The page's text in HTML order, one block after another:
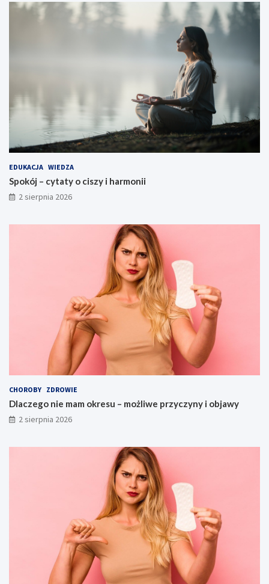
EDUKACJA WIEDZA
Spokój – cytaty o ciszy i harmonii
2 sierpnia 2026
CHOROBY ZDROWIE
Dlaczego nie mam okresu – możliwe przyczyny i objawy
2 sierpnia 2026